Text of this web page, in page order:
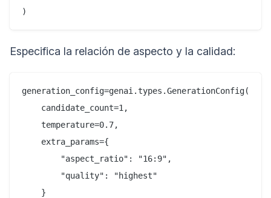
Especifica la relación de aspecto y la calidad:
generation_config=genai.types.GenerationConfig(
    candidate_count=1,
    temperature=0.7,
    extra_params={
        "aspect_ratio": "16:9",
        "quality": "highest"
    }